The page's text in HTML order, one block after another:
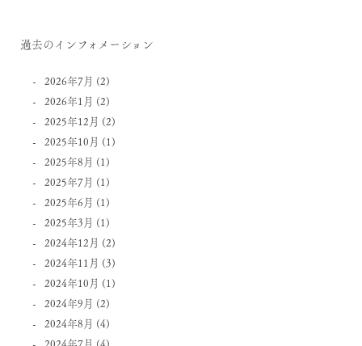
過去のインフォメーション
2026年7月 (2)
2026年1月 (2)
2025年12月 (2)
2025年10月 (1)
2025年8月 (1)
2025年7月 (1)
2025年6月 (1)
2025年3月 (1)
2024年12月 (2)
2024年11月 (3)
2024年10月 (1)
2024年9月 (2)
2024年8月 (4)